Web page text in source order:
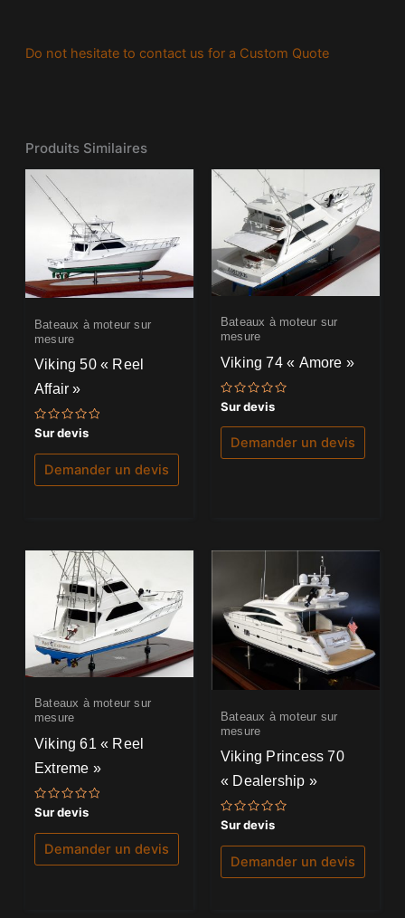
Do not hesitate to contact us for a Custom Quote
Produits Similaires
Bateaux à moteur sur
mesure
Viking 50 « Reel
Affair »
Note
0
sur
Sur devis
Demander un devis
Bateaux à moteur sur
mesure
Viking 74 « Amore »
Note
0
sur
Sur devis
Demander un devis
Bateaux à moteur sur
mesure
Viking 61 « Reel
Extreme »
Note
0
sur
Sur devis
Demander un devis
Bateaux à moteur sur
mesure
Viking Princess 70
« Dealership »
Note
0
sur
Sur devis
Demander un devis